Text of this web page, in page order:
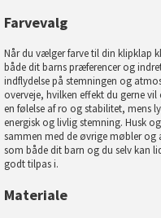
Farvevalg
Når du vælger farve til din klipklap
både dit barns præferencer og
indflydelse på stemningen og
overveje, hvilken effekt du gerne
en følelse af ro og stabilitet, mens
energisk og livlig stemning. Husk
sammen med de øvrige møbler og
som både dit barn og du selv kan
godt tilpas i.
Materiale